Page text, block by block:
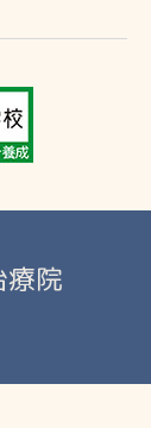
療院